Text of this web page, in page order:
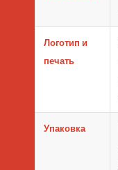
Логотип и
печать
Упаковка